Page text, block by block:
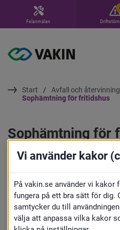
Felanmälan
Start Avfall och återvinning
Sophämtning för fritidshus
Sophämtning för
Fritidshus kan ha
hämtplatser i
under
soptunnor som får
Vi använder kakor
På vakin.se använder vi kakor
fungera på ett bra sätt för dig.
samtycker du till
välja att anpassa vilka kakor